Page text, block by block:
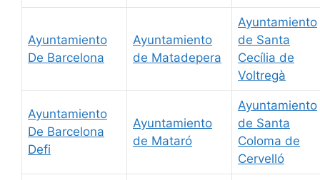
Ayuntamiento
De Barcelona
Ayuntamiento
de Matadepera
Ayuntamiento
de Santa
Cecília de
Voltregà
Ayuntamiento
De Barcelona
Defi
Ayuntamiento
de Mataró
Ayuntamiento
de Santa
Coloma de
Cervelló